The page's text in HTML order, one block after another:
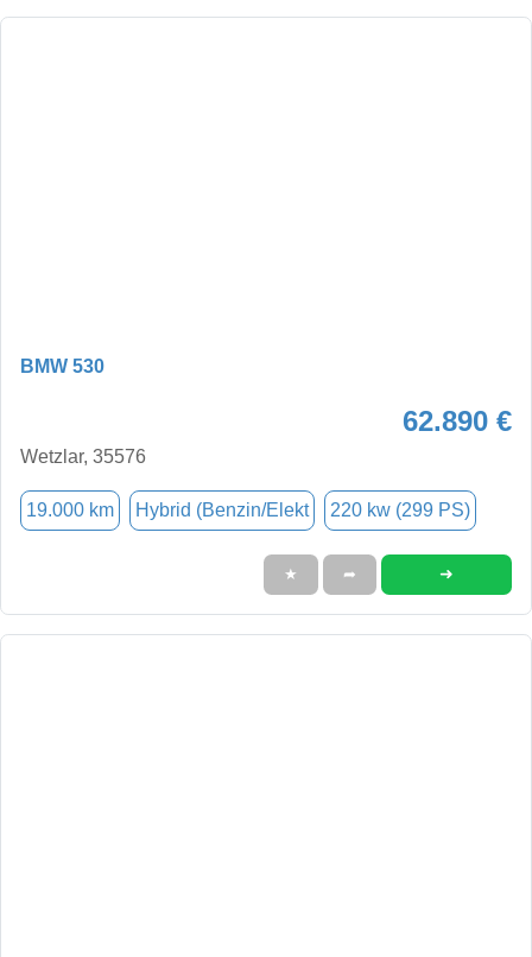
BMW 530
62.890 €
Wetzlar, 35576
19.000 km Hybrid (Benzin/Elekt 220 kw (299 PS)
★ ➦ ➜